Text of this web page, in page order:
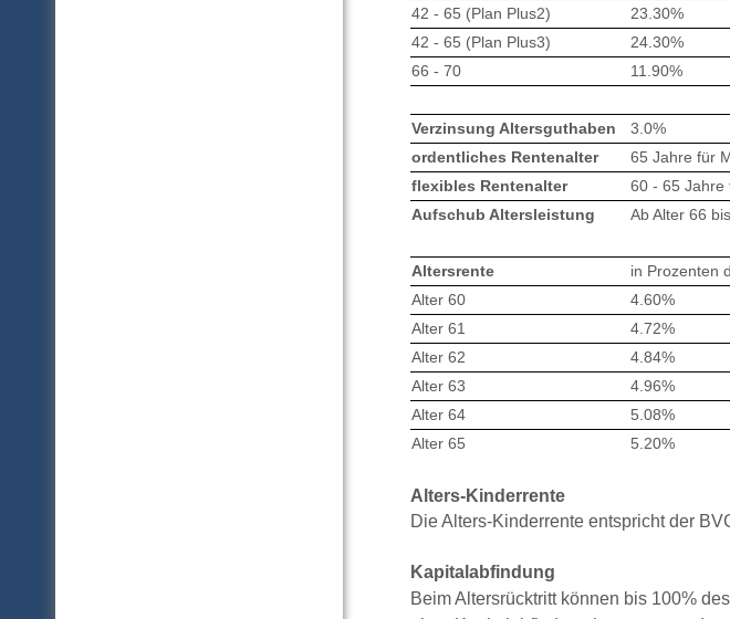
42 - 65 (Plan Plus2)
23.30%
42 - 65 (Plan Plus3)
24.30%
66 - 70
11.90%
Verzinsung Altersguthaben
3.0%
ordentliches Rentenalter
65 Jahre für
flexibles Rentenalter
60 - 65 Jahre
Aufschub Altersleistung
Ab Alter 66
Altersrente
in Prozenten
Alter 60
4.60%
Alter 61
4.72%
Alter 62
4.84%
Alter 63
4.96%
Alter 64
5.08%
Alter 65
5.20%
Alters-Kinderrente
Die Alters-Kinderrente entspricht der
Kapitalabfindung
Beim Altersrücktritt können bis 100%